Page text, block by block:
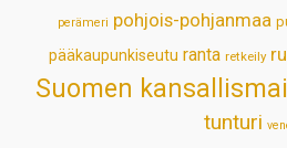
perämeri pohjois-pohjanmaa
pääkaupunkiseutu ranta retkeily
Suomen
tunturi